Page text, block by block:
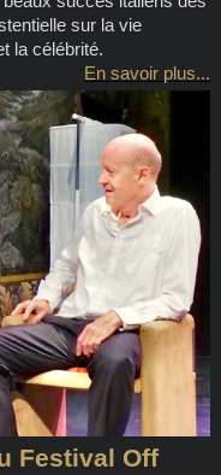
sur la vie
la célébrité.
En savoir plus...
Festival Off